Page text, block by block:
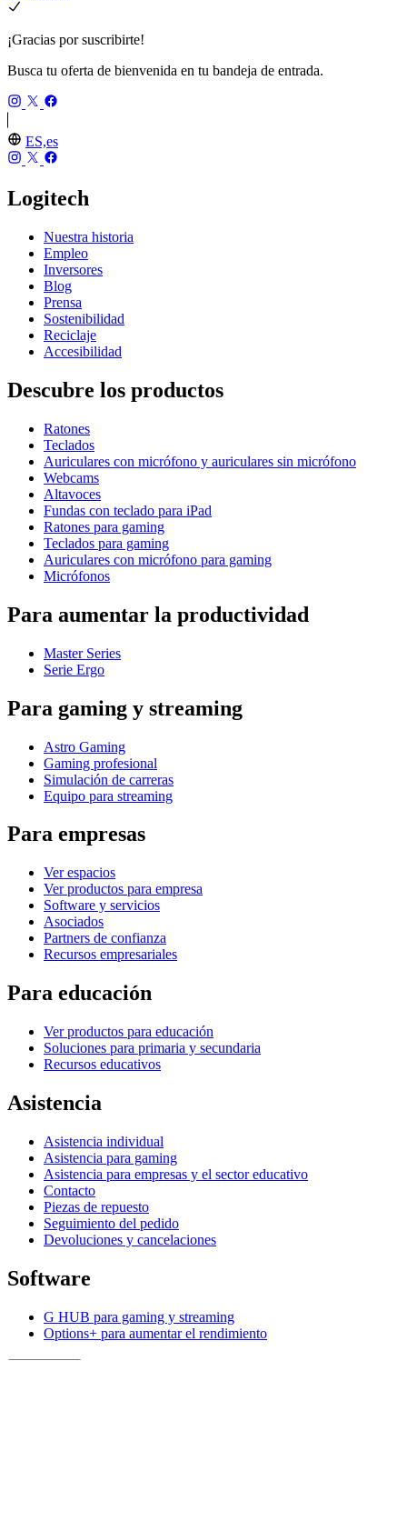
¡Gracias por suscribirte!
Busca tu oferta de bienvenida en tu bandeja de entrada.
ES,es
Logitech
Nuestra historia
Empleo
Inversores
Blog
Prensa
Sostenibilidad
Reciclaje
Accesibilidad
Descubre los productos
Ratones
Teclados
Auriculares con micrófono y auriculares sin micrófono
Webcams
Altavoces
Fundas con teclado para iPad
Ratones para gaming
Teclados para gaming
Auriculares con micrófono para gaming
Micrófonos
Para aumentar la productividad
Master Series
Serie Ergo
Para gaming y streaming
Astro Gaming
Gaming profesional
Simulación de carreras
Equipo para streaming
Para empresas
Ver espacios
Ver productos para empresa
Software y servicios
Asociados
Partners de confianza
Recursos empresariales
Para educación
Ver productos para educación
Soluciones para primaria y secundaria
Recursos educativos
Asistencia
Asistencia individual
Asistencia para gaming
Asistencia para empresas y el sector educativo
Contacto
Piezas de repuesto
Seguimiento del pedido
Devoluciones y cancelaciones
Software
G HUB para gaming y streaming
Options+ para aumentar el rendimiento